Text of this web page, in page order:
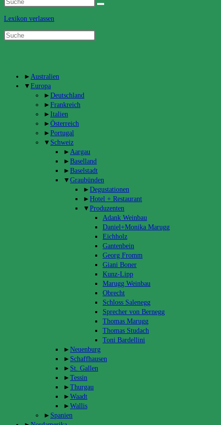
search
Lexikon verlassen
► Australien
▼ Europa
► Deutschland
► Frankreich
► Italien
► Österreich
► Portugal
▼ Schweiz
► Aargau
► Baselland
► Baselstadt
▼ Graubünden
► Degustationen
► Hotel + Restaurant
▼ Produzenten
Adank Weinbau
Daniel+Monika Marugg
Eichholz
Gantenbein
Georg Fromm
Giani Boner
Kunz-Lipp
Marugg Weinbau
Obrecht
Schloss Salenegg
Sprecher von Bernegg
Thomas Marugg
Thomas Studach
Toni Bardellini
► Neuenburg
► Schaffhausen
► St. Gallen
► Tessin
► Thurgau
► Waadt
► Wallis
► Spanien